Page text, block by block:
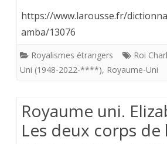
https://www.larousse.fr/
amba/13076
Royalismes étrangers
Roi
Uni (1948-2022-****), Royaume-Uni
Royaume uni.
Les deux corps de